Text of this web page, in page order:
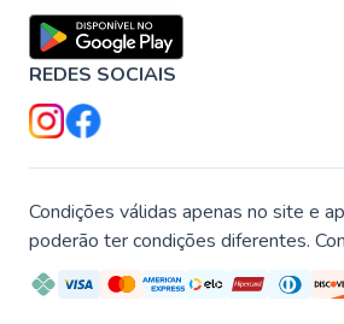
REDES SOCIAIS
Condições válidas apenas no site e
poderão ter condições diferentes.